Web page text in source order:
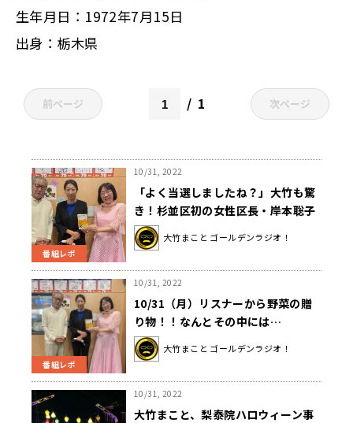
生年月日：1972年7月15日
出身：栃木県
前ページ 1 次ページ
番組レポ
10/31, 2022
「よく当選しましたね？」大竹も驚
き！杉並区初の女性区長・岸本聡子
さんが一番キツかった選挙活動と
は？
大竹まこと ゴールデンラジオ！
番組レポ
10/31, 2022
10/31（月）リスナーから野菜の贈
り物！！なんとその中には…
大竹まこと ゴールデンラジオ！
10/31, 2022
大竹まこと、梨泰院ハロウィーン事